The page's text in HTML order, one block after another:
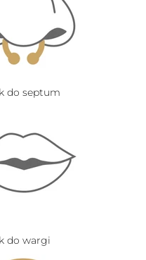
do septum
do wargi